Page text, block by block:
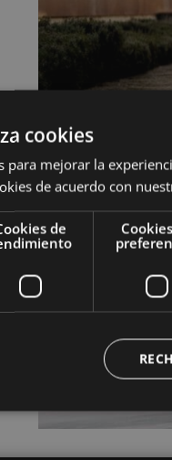
cookies
para mejorar la
de acuerdo con
de